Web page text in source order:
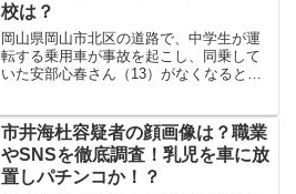
校は？
岡山県岡山市北区の道路で、中学生が運
転する乗用車が事故を起こし、同乗して
いた安部心春さん（13）がなくなるとい
学生らが通っていた学校や乗っていた車
種について調べました。
市井海杜容疑者の顔画像は？職業
やSNSを徹底調査！乳児を車に放
置しパチンコか！？